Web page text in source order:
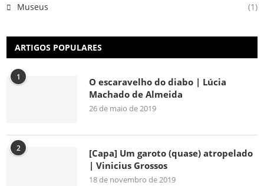
Museus (1)
ARTIGOS POPULARES
1
O escaravelho do diabo | Lúcia
Machado de Almeida
26 de maio de 2019
2
[Capa] Um garoto (quase) atropelado
| Vinicius Grossos
18 de novembro de 2019